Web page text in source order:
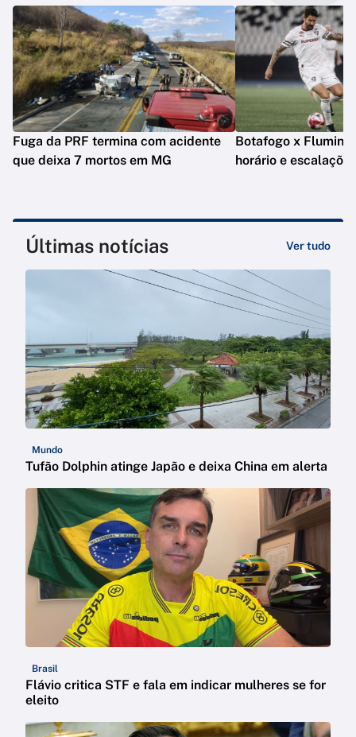
Fuga da PRF termina com acidente
que deixa 7 mortos em MG
Botafogo x
horário e escalações
Últimas notícias Ver tudo
Mundo
Tufão Dolphin atinge Japão e deixa China em alerta
Brasil
Flávio critica STF e fala em indicar mulheres se for
eleito